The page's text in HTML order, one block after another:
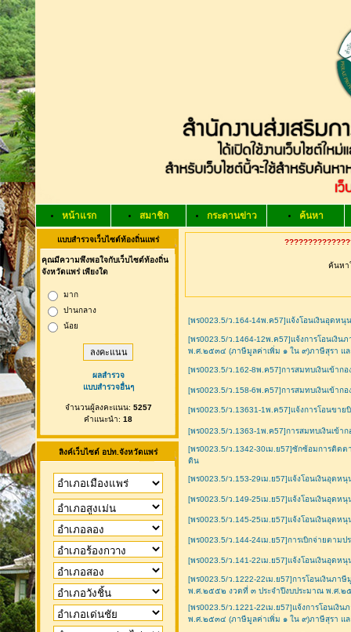
หน้าแรก สมาชิก กระดานข่าว ค้นหา
แบบสำรวจเว็บไซต์ท้องถิ่นแพร่
คุณมีความพึงพอใจกับเว็บไซต์ท้องถิ่น
จังหวัดแพร่ เพียงใด
มาก
ปานกลาง
น้อย
ผลสำรวจ
แบบสำรวจอื่นๆ
จำนวนผู้ลงคะแนน: 5257
คำแนะนำ: 18
ลิงค์เว็บไซต์ อปท.จังหวัดแพร่
ค้นหา
[พร0023.5/ว.164-14พ.ค57]แจ้งโอนเงินอุดหนุ
[พร0023.5/ว.1464-12พ.ค57]แจ้งการโอนเงิน
พ.ศ.๒๕๓๔ (ภาษีมูลค่าเพิ่ม ๑ ใน ๙)ภาษีสุรา แ
[พร0023.5/ว.162-8พ.ค57]การสมทบเงินเข้าก
[พร0023.5/ว.158-6พ.ค57]การสมทบเงินเข้าก
[พร0023.5/ว.13631-1พ.ค57]แจ้งการโอนขาย
[พร0023.5/ว.1363-1พ.ค57]การสมทบเงินเข้า
[พร0023.5/ว.1342-30เม.ย57]ซักซ้อมการติด
ดิน
[พร0023.5/ว.153-29เม.ย57]แจ้งโอนเงินอุดห
[พร0023.5/ว.149-25เม.ย57]แจ้งโอนเงินอุดห
[พร0023.5/ว.145-25เม.ย57]แจ้งโอนเงินอุดห
[พร0023.5/ว.144-24เม.ย57]การเบิกจ่ายตามป
[พร0023.5/ว.141-22เม.ย57]แจ้งโอนเงินอุดห
[พร0023.5/ว.1222-22เม.ย57]การโอนเงินภ
พ.ศ.๒๕๕๒ งวดที่ ๓ ประจำปีงบประมาณ พ.ศ.
[พร0023.5/ว.1221-22เม.ย57]แจ้งการโอนเงิ
พ.ศ.๒๕๓๔ (ภาษีมูลค่าเพิ่ม ๑ ใน ๙)ภาษีสุรา แ